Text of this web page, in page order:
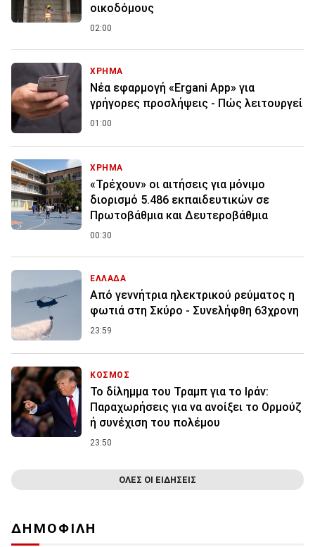
οικοδόμους
02:00
ΧΡΗΜΑ
Νέα εφαρμογή «Ergani App» για
γρήγορες προσλήψεις - Πώς λειτουργεί
01:00
ΧΡΗΜΑ
«Τρέχουν» οι αιτήσεις για μόνιμο
διορισμό 5.486 εκπαιδευτικών σε
Πρωτοβάθμια και Δευτεροβάθμια
00:30
ΕΛΛΑΔΑ
Από γεννήτρια ηλεκτρικού ρεύματος η
φωτιά στη Σκύρο - Συνελήφθη 63χρονη
23:59
ΚΟΣΜΟΣ
Το δίλημμα του Τραμπ για το Ιράν:
Παραχωρήσεις για να ανοίξει το Ορμούζ
ή συνέχιση του πολέμου
23:50
ΟΛΕΣ ΟΙ ΕΙΔΗΣΕΙΣ
ΔΗΜΟΦΙΛΗ